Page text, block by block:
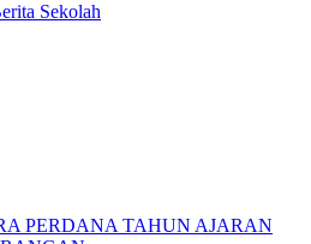
Sekolah
PERDANA TAHUN AJARAN